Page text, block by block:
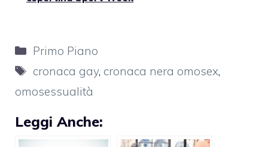
Categorie
Primo Piano
Tag
cronaca gay, cronaca nera omosex,
omosessualità
Leggi Anche: